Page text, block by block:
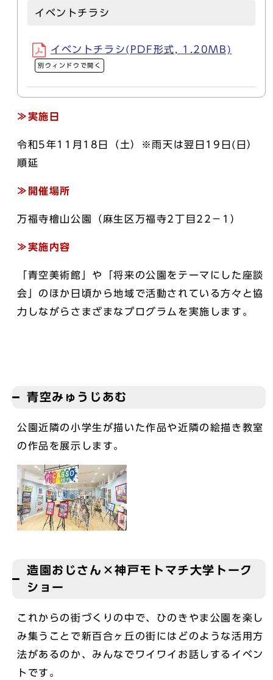
イベントチラシ
イベントチラシ(PDF形式, 1.20MB)
別ウィンドウで開く
≫実施日
令和5年11月18日（土）※雨天は翌日19日(日）
順延
≫開催場所
万福寺檜山公園（麻生区万福寺2丁目22－1）
≫実施内容
「青空美術館」や「将来の公園をテーマにした座談
会」のほか日頃から地域で活動されている方々と協
力しながらさまざまなプログラムを実施します。
青空みゅうじあむ
公園近隣の小学生が描いた作品や近隣の絵描き教室
の作品を展示します。
造園おじさん×神戸モトマチ大学トーク
ショー
これからの街づくりの中で、ひのきやま公園を楽し
み集うことで新百合ヶ丘の街にはどのような活用方
法があるのか、みんなでワイワイお話しするイベン
トです。